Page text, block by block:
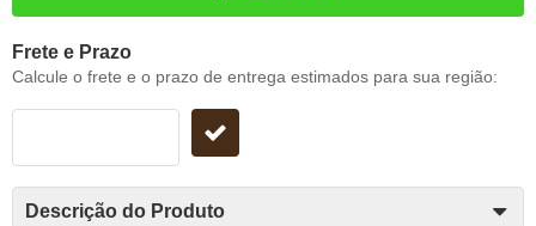
Frete e Prazo
Calcule o frete e o prazo de entrega estimados para sua região:
Descrição do Produto